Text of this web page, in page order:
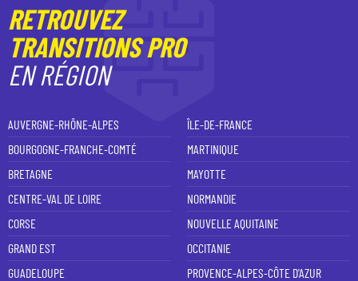
RETROUVEZ
TRANSITIONS PRO
EN RÉGION
AUVERGNE-RHÔNE-ALPES
BOURGOGNE-FRANCHE-COMTÉ
BRETAGNE
CENTRE-VAL DE LOIRE
CORSE
GRAND EST
GUADELOUPE
ÎLE-DE-FRANCE
MARTINIQUE
MAYOTTE
NORMANDIE
NOUVELLE AQUITAINE
OCCITANIE
PROVENCE-ALPES-CÔTE D'AZUR